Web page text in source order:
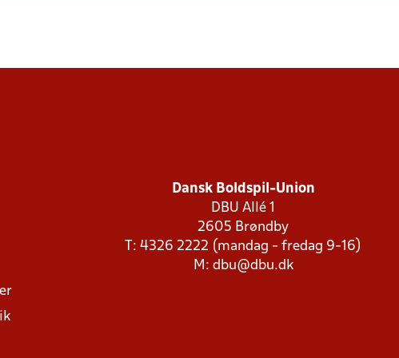
Dansk Boldspil-Union
DBU Allé 1
2605 Brøndby
T: 4326 2222 (mandag - fredag 9-16)
M: dbu@dbu.dk